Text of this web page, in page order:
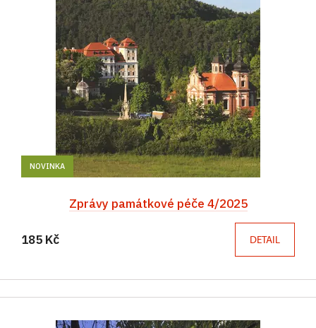
NOVINKA
Zprávy památkové péče 4/2025
185 Kč DETAIL